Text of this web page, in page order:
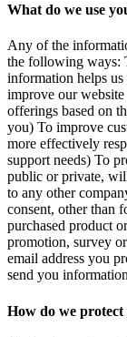
What do we use
Any of the
the following ways:
information helps
improve our
offerings based on
you) To improve
more effectively
support needs) To
public or private,
to any other
consent, other than
purchased product
promotion, survey
email address you
send you
How do we